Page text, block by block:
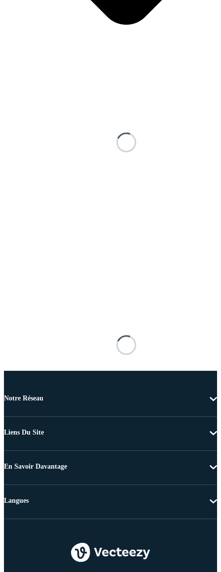
Notre Réseau
Liens Du Site
En Savoir Davantage
Langues